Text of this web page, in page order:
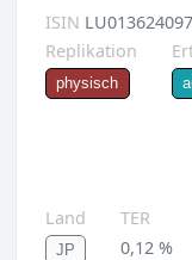
ISIN
Replikation
physisch
Land
JP
TER
0,12 %